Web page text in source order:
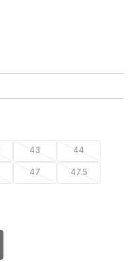
43 44
47 47.5